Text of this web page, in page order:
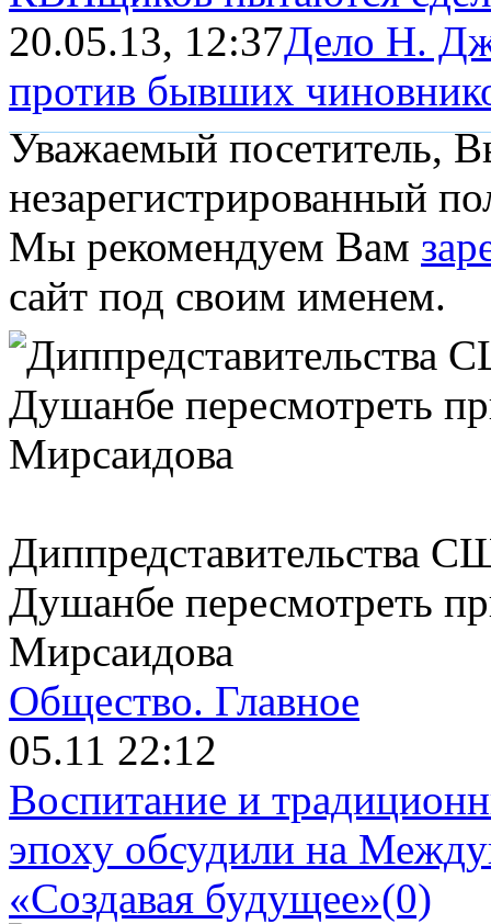
20.05.13, 12:37Дело Н.
против бывших
Уважаемый посетитель,
незарегистрированный
Мы рекомендуем Вам
сайт под своим именем.
Диппредставительства
Душанбе пересмотреть
Мирсаидова
Общество. Главное
05.11 22:12
Воспитание и
эпоху обсудили на
«Создавая будущее»(0)